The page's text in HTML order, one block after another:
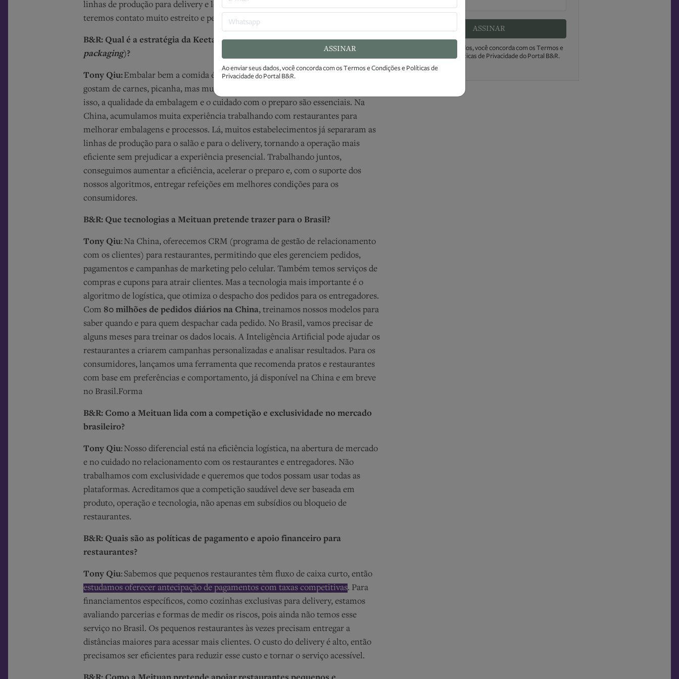
linhas de produção para delivery e loja física, aumentando a eficiência. Para isso,
teremos contato muito estreito e personalizado com os restaurantes no Brasil.
B&R: Qual é a estratégia da Keeta para embalar bem (o chamado
packaging)?
Tony Qiu:Embalar bem a comida é fundamental. Os consumidores brasileiros
gostam de carnes, picanha, mas muitas vezes esses alimentos chegam frios. Por
isso, a qualidade da embalagem e o cuidado com o preparo são essenciais. Na
China, acumulamos muita experiência trabalhando com restaurantes para
melhorar embalagens e processos. Lá, muitos estabelecimentos já separaram as
linhas de produção para o salão e para o delivery, tornando a operação mais
eficiente sem prejudicar a experiência presencial. Trabalhando juntos,
conseguimos aumentar a eficiência, acelerar o preparo e, com o suporte dos
nossos algoritmos, entregar refeições em melhores condições para os
consumidores.
B&R: Que tecnologias a Meituan pretende trazer para o Brasil?
Tony Qiu: Na China, oferecemos CRM (programa de gestão de relacionamento
com os clientes) para restaurantes, permitindo que eles gerenciem pedidos,
pagamentos e campanhas de marketing pelo celular. Também temos serviços de
compras e cupons para atrair clientes. Mas a tecnologia mais importante é o
algoritmo de logística, que otimiza o despacho dos pedidos para os entregadores.
Com 80 milhões de pedidos diários na China, treinamos nossos modelos para
saber quando e para quem despachar cada pedido. No Brasil, vamos precisar de
alguns meses para treinar os dados locais. A Inteligência Artificial pode ajudar os
restaurantes a criarem campanhas personalizadas e analisar resultados. Para os
consumidores, lançamos uma ferramenta que recomenda pratos e restaurantes
com base em preferências e comportamento, já disponível na China e em breve
no Brasil.Forma
B&R: Como a Meituan lida com a competição e exclusividade no mercado
brasileiro?
Tony Qiu: Nosso diferencial está na eficiência logística, na abertura de mercado
e no cuidado no relacionamento com os restaurantes e entregadores. Não
trabalhamos com exclusividade e queremos que todos possam usar todas as
plataformas. Acreditamos que a competição saudável deve ser baseada em
produto, operação e tecnologia, não apenas em subsídios ou bloqueio de
restaurantes.
B&R: Quais são as políticas de pagamento e apoio financeiro para
restaurantes?
Tony Qiu: Sabemos que pequenos restaurantes têm fluxo de caixa curto, então
estudamos oferecer antecipação de pagamentos com taxas competitivas. Para
financiamentos específicos, como cozinhas exclusivas para delivery, estamos
avaliando parcerias e formas de medir os riscos, pois ainda não temos esse
serviço no Brasil. Os pequenos restaurantes às vezes precisam entregar a
distâncias maiores para acessar mais clientes. O custo do delivery é alto, então
precisamos ser eficientes para reduzir esse custo e tornar o serviço acessível.
ASSINAR
Ao enviar seus dados, você concorda com os Termos e
Condições e Políticas de Privacidade do Portal B&R.
ASSINAR
Ao enviar seus dados, você concorda com osTermos e CondiçõesePolíticas de
Privacidadedo Portal B&R.